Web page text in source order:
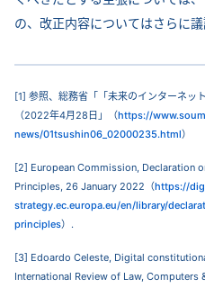
の、改正内容についてはさらに議
[1] 参照、総務省「「未来のインターネッ
（2022年4月28日」（https://
news/01tsushin06_02000235.html）
[2] European Commission, Declaration
Principles, 26 January 2022（https://
strategy.ec.europa.eu/en/library/
principles）.
[3] Edoardo Celeste, Digital
International Review of Law, Computers